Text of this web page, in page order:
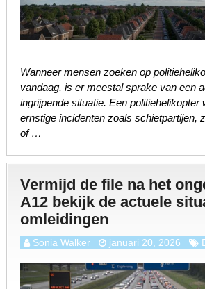
Wanneer mensen zoeken op
vandaag, is er meestal sprake van een
ingrijpende situatie. Een politiehelikopter
ernstige incidenten zoals schietpartijen,
of …
Vermijd de file na het
A12 bekijk de actuele
omleidingen
Sonia Walker januari 20, 2026